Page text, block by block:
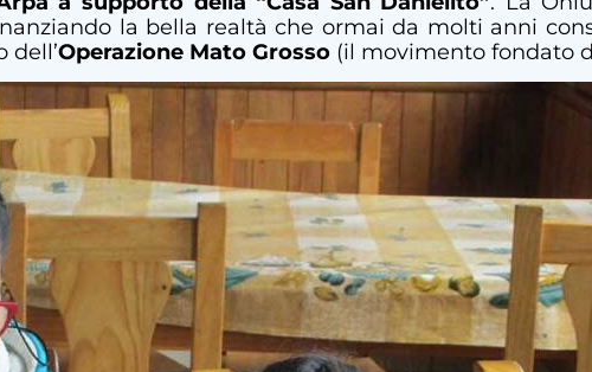
la bella realtà che ormai da molti anni
dell’Operazione Mato Grosso (il movimento fondato